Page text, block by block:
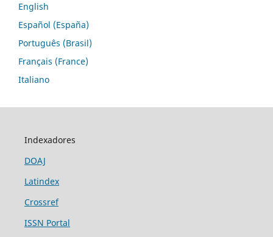
English
Español (España)
Português (Brasil)
Français (France)
Italiano
Indexadores
DOAJ
Latindex
Crossref
ISSN Portal